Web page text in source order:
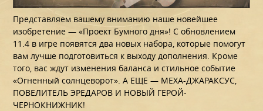
Представляем вашему вниманию наше новейшее
изобретение — «Проект Бумного дня»! С обновлением
11.4 в игре появятся два новых набора, которые помогут
вам лучше подготовиться к выходу дополнения. Кроме
того, вас ждут изменения баланса и стильное событие
«Огненный солнцеворот». А ЕЩЕ — МЕХА-ДЖАРАКСУС,
ПОВЕЛИТЕЛЬ ЭРЕДАРОВ И НОВЫЙ ГЕРОЙ-
ЧЕРНОКНИЖНИК!